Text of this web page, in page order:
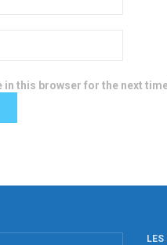
in this browser for the next